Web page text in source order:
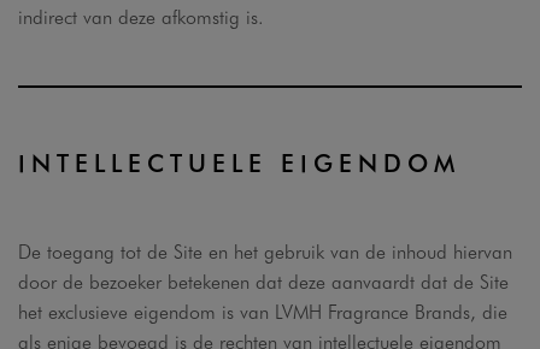
indirect van deze afkomstig is.
INTELLECTUELE EIGENDOM
De toegang tot de Site en het gebruik van de inhoud hiervan
door de bezoeker betekenen dat deze aanvaardt dat de Site
het exclusieve eigendom is van LVMH Fragrance Brands, die
als enige bevoegd is de rechten van intellectuele eigendom